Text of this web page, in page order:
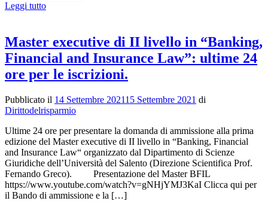
Leggi tutto
Master executive di II livello in “Banking,
Financial and Insurance Law”: ultime 24
ore per le iscrizioni.
Pubblicato il 14 Settembre 202115 Settembre 2021 di
Dirittodelrisparmio
Ultime 24 ore per presentare la domanda di ammissione alla prima
edizione del Master executive di II livello in “Banking, Financial
and Insurance Law“ organizzato dal Dipartimento di Scienze
Giuridiche dell’Università del Salento (Direzione Scientifica Prof.
Fernando Greco). Presentazione del Master BFIL
https://www.youtube.com/watch?v=gNHjYMJ3KaI Clicca qui per
il Bando di ammissione e la […]